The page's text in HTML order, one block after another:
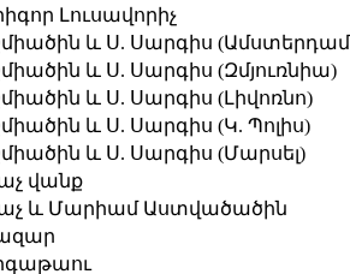
Լուսավորիչ
և Ս. Սարգիս
և Ս. Սարգիս (Զմյուռնիա)
և Ս. Սարգիս (Լիվոռնո)
և Ս. Սարգիս (Կ. Պոլիս)
և Ս. Սարգիս (Մարսել)
վանք
և Մարիամ Աստվածածին